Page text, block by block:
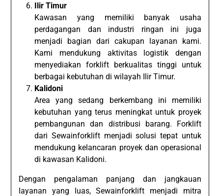
Ilir Timur
Kawasan yang memiliki banyak usaha
perdagangan dan industri ringan ini juga
menjadi bagian dari cakupan layanan kami.
Kami mendukung aktivitas logistik dengan
menyediakan forklift berkualitas tinggi untuk
berbagai kebutuhan di wilayah Ilir Timur.
Kalidoni
Area yang sedang berkembang ini memiliki
kebutuhan yang terus meningkat untuk proyek
pembangunan dan distribusi barang. Forklift
dari Sewainforklift menjadi solusi tepat untuk
mendukung kelancaran proyek dan operasional
di kawasan Kalidoni.
Dengan pengalaman panjang dan jangkauan
layanan yang luas, Sewainforklift menjadi mitra